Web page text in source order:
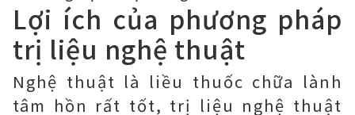
Lợi ích của phương pháp
trị liệu nghệ thuật
Nghệ thuật là liều thuốc chữa lành
tâm hồn rất tốt, trị liệu nghệ thuật